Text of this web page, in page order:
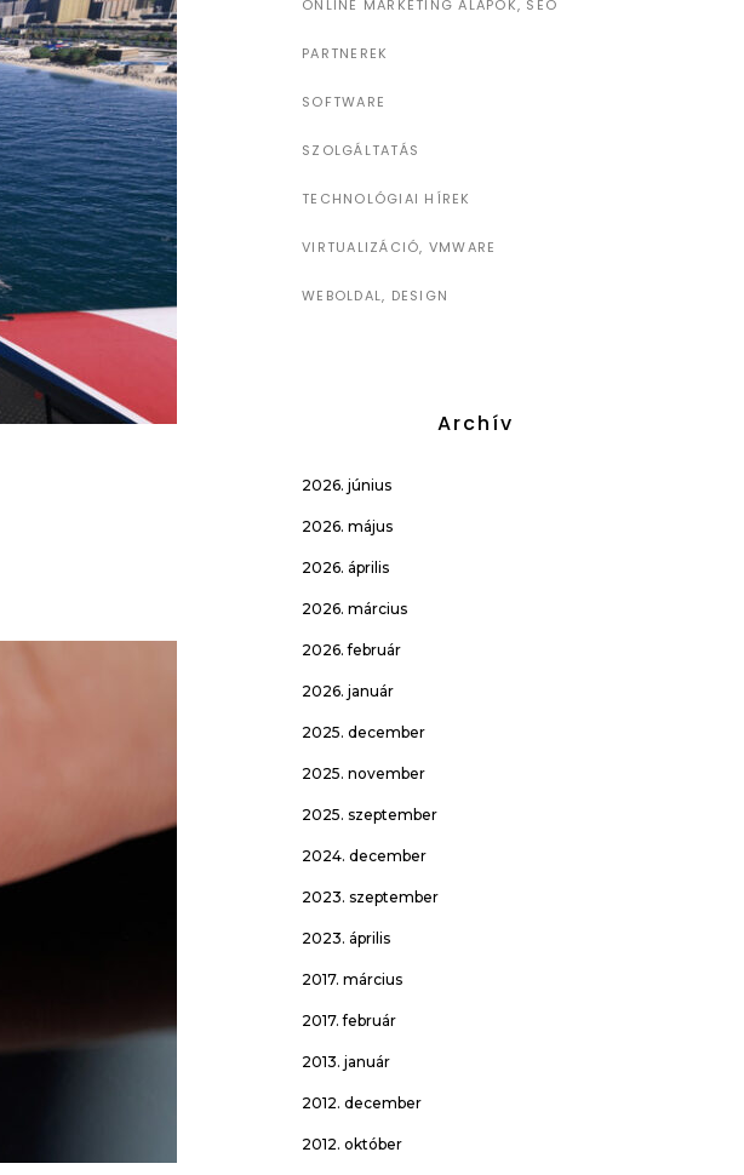
ONLINE MARKETING ALAPOK, SEO
PARTNEREK
SOFTWARE
SZOLGÁLTATÁS
TECHNOLÓGIAI HÍREK
VIRTUALIZÁCIÓ, VMWARE
WEBOLDAL, DESIGN
Archív
2026. június
2026. május
2026. április
2026. március
2026. február
2026. január
2025. december
2025. november
2025. szeptember
2024. december
2023. szeptember
2023. április
2017. március
2017. február
2013. január
2012. december
2012. október